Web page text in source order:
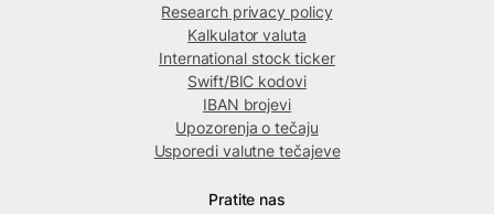
Research privacy policy
Kalkulator valuta
International stock ticker
Swift/BIC kodovi
IBAN brojevi
Upozorenja o tečaju
Usporedi valutne tečajeve
Pratite nas